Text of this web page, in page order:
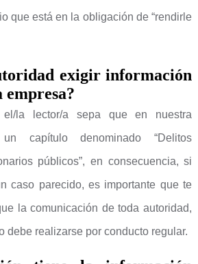
que está en la obligación de “rendirle
exigir información
empresa?
el/la lector/a sepa que en nuestra
capítulo denominado “Delitos
públicos”, en consecuencia, si
caso parecido, es importante que te
la comunicación de toda autoridad,
debe realizarse por conducto regular.